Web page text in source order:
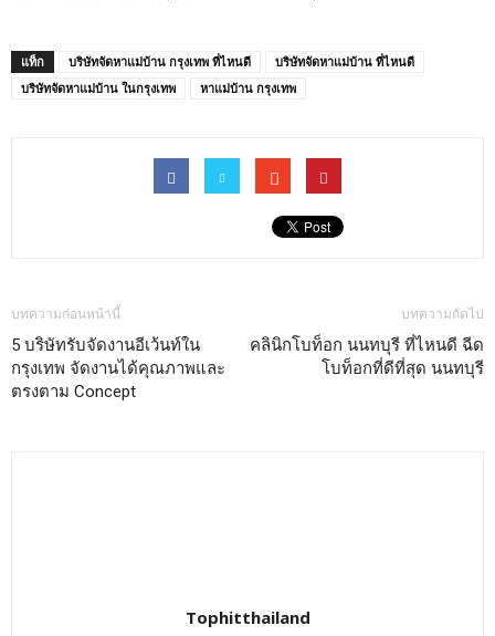
แท็ก บริษัทจัดหาแม่บ้าน กรุงเทพ ที่ไหนดี
บริษัทจัดหาแม่บ้าน ที่ไหนดี
บริษัทจัดหาแม่บ้าน ในกรุงเทพ
หาแม่บ้าน กรุงเทพ
บทความก่อนหน้านี้
5 บริษัทรับจัดงานอีเว้นท์ใน
กรุงเทพ จัดงานได้คุณภาพและ
ตรงตาม Concept
บทความถัดไป
คลินิกโบท็อก นนทบุรี ที่ไหนดี ฉีด
โบท็อกที่ดีที่สุด นนทบุรี
Tophitthailand